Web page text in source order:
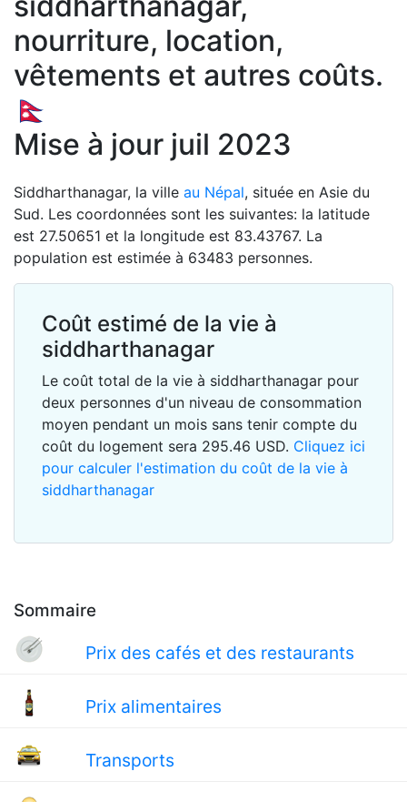
nourriture, location,
vêtements et autres coûts.
🇳🇵
Mise à jour juil 2023
Sommaire
Prix des cafés et des restaurants
Prix alimentaires
Transports
Siddharthanagar, la ville au Népal, située en Asie du
Sud. Les coordonnées sont les suivantes: la latitude
est 27.50651 et la longitude est 83.43767. La
population est estimée à 63483 personnes.
Coût estimé de la vie à
siddharthanagar
Le coût total de la vie à siddharthanagar pour
deux personnes d'un niveau de consommation
moyen pendant un mois sans tenir compte du
coût du logement sera 295.46 USD. Cliquez ici
pour calculer l'estimation du coût de la vie à
siddharthanagar